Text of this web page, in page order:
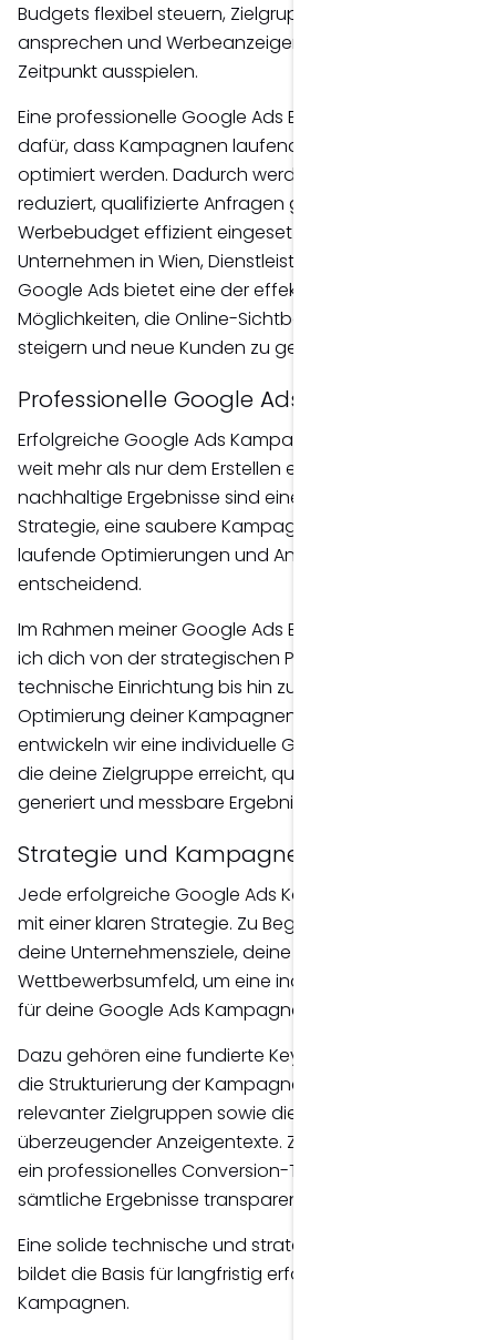
Budgets flexibel steuern, Zielgruppen präzise
ansprechen und Werbeanzeigen zum richtigen
Zeitpunkt ausspielen.
Eine professionelle Google Ads Betreuung sorgt
dafür, dass Kampagnen laufend analysiert und
optimiert werden. Dadurch werden Streuverluste
reduziert, qualifizierte Anfragen generiert und das
Werbebudget effizient eingesetzt. Ob lokales
Unternehmen in Wien, Dienstleister oder Onlineshop –
Google Ads bietet eine der effektivsten
Möglichkeiten, die Online-Sichtbarkeit nachhaltig zu
steigern und neue Kunden zu gewinnen.
Professionelle Google Ads Betreuung
Erfolgreiche Google Ads Kampagnen bestehen aus
weit mehr als nur dem Erstellen einzelner Anzeigen. Für
nachhaltige Ergebnisse sind eine durchdachte
Strategie, eine saubere Kampagnenstruktur sowie
laufende Optimierungen und Analysen
entscheidend.
Im Rahmen meiner Google Ads Betreuung begleite
ich dich von der strategischen Planung über die
technische Einrichtung bis hin zur kontinuierlichen
Optimierung deiner Kampagnen. Gemeinsam
entwickeln wir eine individuelle Google Ads Strategie,
die deine Zielgruppe erreicht, qualifizierte Leads
generiert und messbare Ergebnisse erzielt.
Strategie und Kampagnen-Setup
Jede erfolgreiche Google Ads Kampagne beginnt
mit einer klaren Strategie. Zu Beginn analysiere ich
deine Unternehmensziele, deine Zielgruppe und dein
Wettbewerbsumfeld, um eine individuelle Strategie
für deine Google Ads Kampagnen zu entwickeln.
Dazu gehören eine fundierte Keyword-Recherche,
die Strukturierung der Kampagnen, die Definition
relevanter Zielgruppen sowie die Erstellung
überzeugender Anzeigentexte. Zusätzlich richte ich
ein professionelles Conversion-Tracking ein, damit
sämtliche Ergebnisse transparent messbar sind.
Eine solide technische und strategische Grundlage
bildet die Basis für langfristig erfolgreiche Google Ads
Kampagnen.